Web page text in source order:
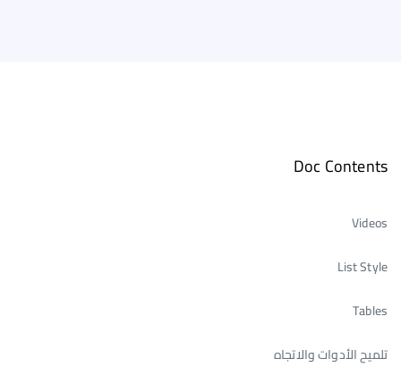
Doc Contents
Videos
List Style
Tables
تلميح الأدوات والاتجاه